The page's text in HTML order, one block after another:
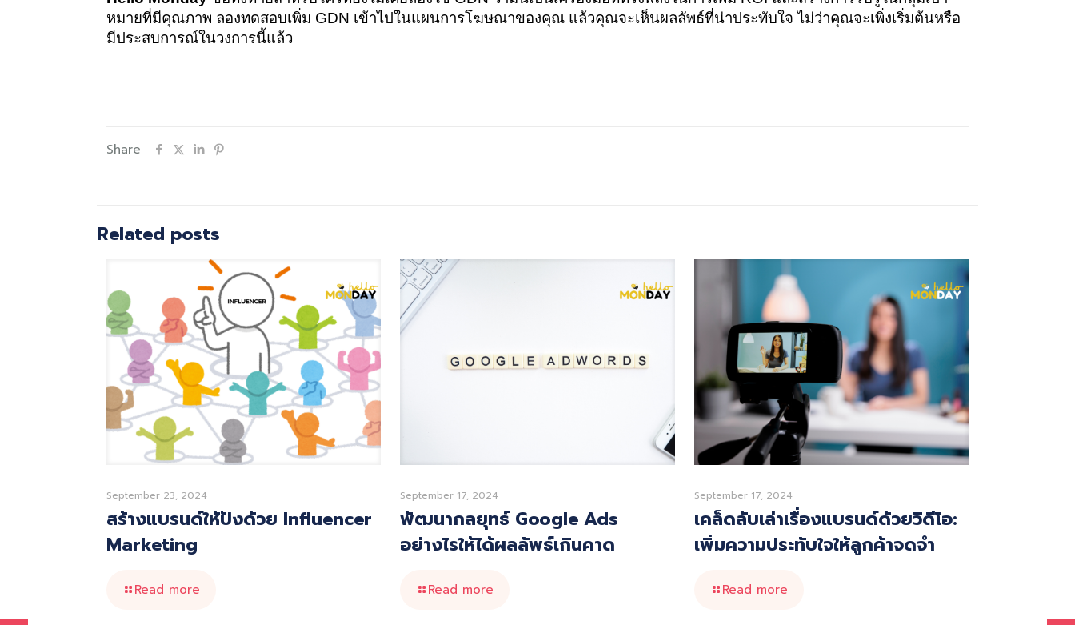
หมายที่มีคุณภาพ ลองทดสอบเพิ่ม GDN เข้าไปในแผนการโฆษณาของคุณ แล้วคุณจะเห็นผลลัพธ์ที่น่าประทับใจ ไม่ว่าคุณจะเพิ่งเริ่มต้นหรือ
มีประสบการณ์ในวงการนี้แล้ว
Share
Related posts
September 23, 2024
สร้างแบรนด์ให้ปังด้วย Influencer
Marketing
Read more
September 17, 2024
พัฒนากลยุทธ์ Google Ads
อย่างไรให้ได้ผลลัพธ์เกินคาด
Read more
September 17, 2024
เคล็ดลับเล่าเรื่องแบรนด์ด้วยวิดีโอ:
เพิ่มความประทับใจให้ลูกค้าจดจำ
Read more